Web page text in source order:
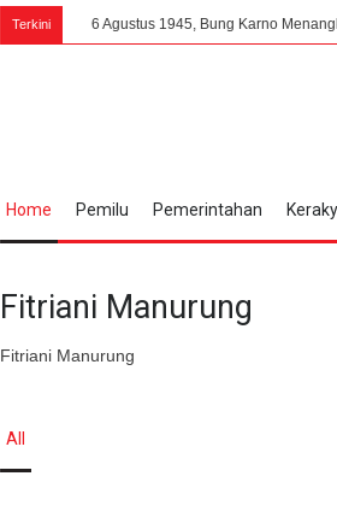
Terkini
6 Agustus 1945, Bung Karno Menangkap
Home Pemilu Pemerintahan
Fitriani Manurung
Fitriani Manurung
All